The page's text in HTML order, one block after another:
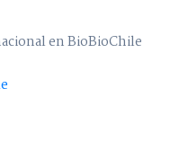
en BioBioChile